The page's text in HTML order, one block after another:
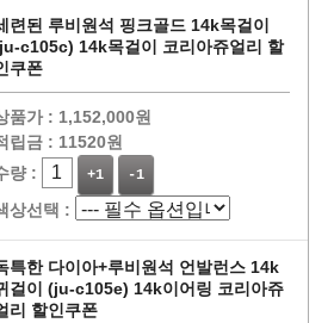
련된 루비원석 핑크골드 14k목걸이
c105c) 14k목걸이 코리아쥬얼리 할
쿠폰
품가 : 1,152,000원
립금 : 11520원
량 :
+1 -1
상선택 :
특한 다이아+루비원석 언발런스 14k
걸이 (ju-c105e) 14k이어링 코리아쥬
리 할인쿠폰